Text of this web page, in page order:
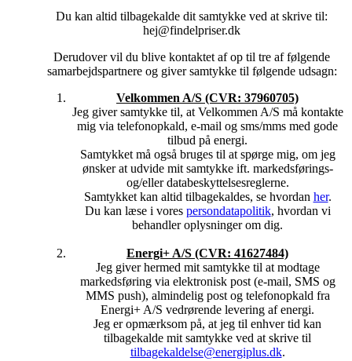
4. DELING AF DINE PERSONOPLYSNINGER MED
Vi videregiver dine personoplysninger til de udvalgte
samarbejdspartnere i forbindelse med din forespørgsel på
vores samarbejdspartnere.
Samarbejdsparterne kan også dele informationer med
FindElpriser.dk om status på evt. aktiviteter og kundeforhold.
Vi overlader desuden dine personoplysninger til
databehandlere når dette er en forudsætning for at opfylde
formålet.
Vores databehandlere behandler alene dine personoplysninger
til vores formål og på vores instruks. Vi forsøger at begrænse
videregivelsen af data i personhenførbar form og dermed
personligt.
Vi videregiver oplysninger, hvis vi er forpligtet til det efter
loven, eller hvis vi forpligtet til det efter en retskendelse.
5. DU KAN TIL ENHVER TID TILBAGEKALDE DIT
MARKEDSFØRINGSRETLIGE SAMTYKKE
Du kan til enhver tid trække dit samtykke tilbage. Når du har
Du kan altid tilbagekalde dit samtykke ved at skrive til:
hej@findelpriser.dk
Derudover vil du blive kontaktet af op til tre af følgende
samarbejdspartnere og giver samtykke til følgende udsagn:
Velkommen A/S (CVR: 37960705)
Jeg giver samtykke til, at Velkommen A/S må kontakte
mig via telefonopkald, e-mail og sms/mms med gode
tilbud på energi.
Samtykket må også bruges til at spørge mig, om jeg
ønsker at udvide mit samtykke ift. markedsførings-
og/eller databeskyttelsesreglerne.
Samtykket kan altid tilbagekaldes, se hvordan her.
Du kan læse i vores persondatapolitik, hvordan vi
behandler oplysninger om dig.
Energi+ A/S (CVR: 41627484)
Jeg giver hermed mit samtykke til at modtage
markedsføring via elektronisk post (e-mail, SMS og
MMS push), almindelig post og telefonopkald fra
Energi+ A/S vedrørende levering af energi.
Jeg er opmærksom på, at jeg til enhver tid kan
tilbagekalde mit samtykke ved at skrive til
tilbagekaldelse@energiplus.dk.